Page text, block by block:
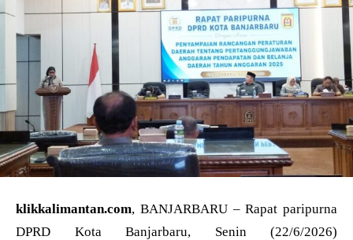
klikkalimantan.com, BANJARBARU – Rapat paripurna
DPRD Kota Banjarbaru, Senin (22/6/2026)